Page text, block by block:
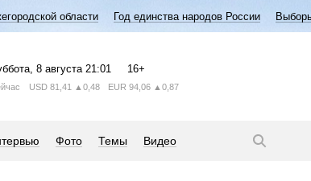
области Год единства народов России
, 8 августа 21:01 16+
USD 81,41 ▲0,48 EUR 94,06 ▲0,87
Фото Темы Видео